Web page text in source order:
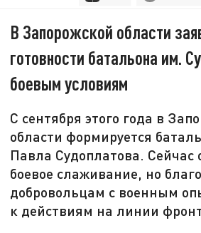
В Запорожской области
готовности батальона им.
боевым условиям
С сентября этого года в
области формируется
Павла Судоплатова. Сейчас
боевое слаживание, но
добровольцам с военным
к действиям на линии